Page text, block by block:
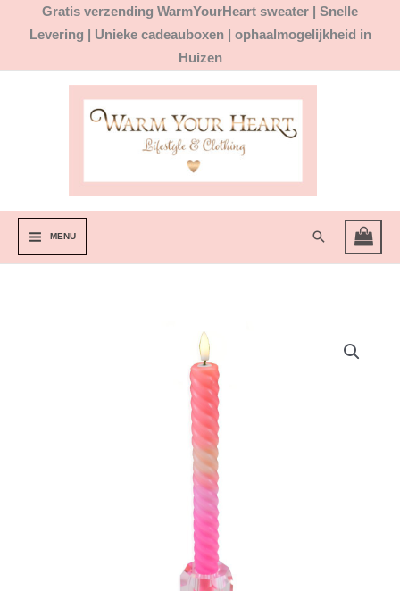
Gratis verzending WarmYourHeart sweater | Snelle
Levering | Unieke cadeauboxen | ophaalmogelijkheid in
Huizen
MENU Zoeken